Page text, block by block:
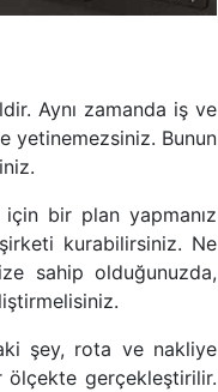
Aynı zamanda iş ve
yetinemezsiniz. Bunun
bir plan yapmanız
kurabilirsiniz. Ne
sahip olduğunuzda,
şey, rota ve nakliye
ölçekte gerçekleştirilir.